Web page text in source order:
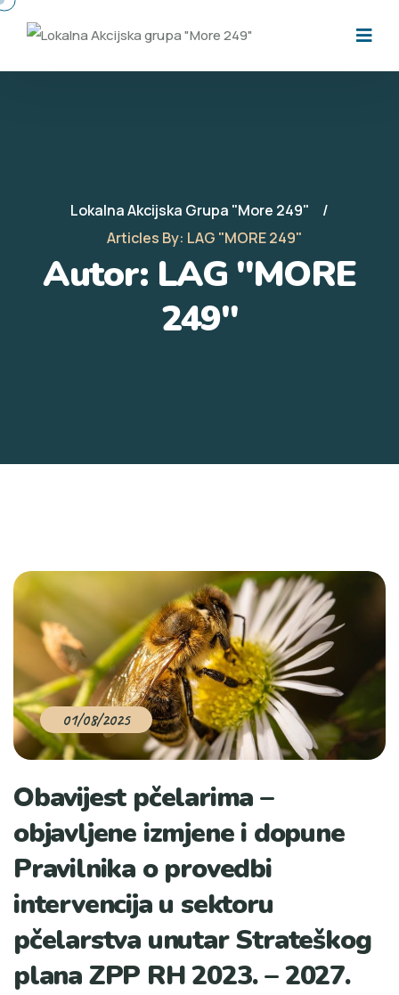
Lokalna Akcijska Grupa "More 249"
Articles By: LAG "MORE 249"
Autor: LAG "MORE
249"
01/08/2025
Obavijest pčelarima –
objavljene izmjene i dopune
Pravilnika o provedbi
intervencija u sektoru
pčelarstva unutar Strateškog
plana ZPP RH 2023. – 2027.